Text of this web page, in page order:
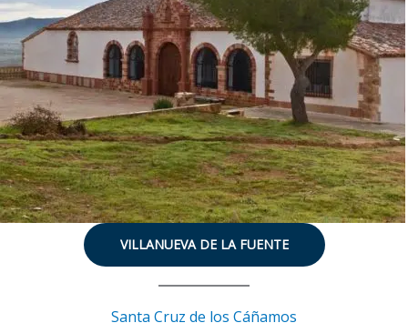
VILLANUEVA DE LA FUENTE
Santa Cruz de los Cáñamos